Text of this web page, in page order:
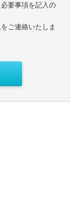
要事項を記入の
ご連絡いたしま